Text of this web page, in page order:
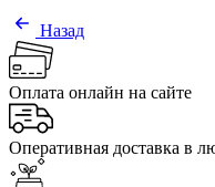
Назад
Оплата онлайн на сайте
Оперативная доставка в